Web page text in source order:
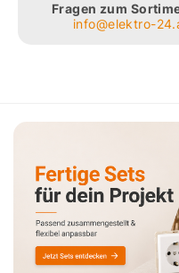
Fragen zum
info@elektro-